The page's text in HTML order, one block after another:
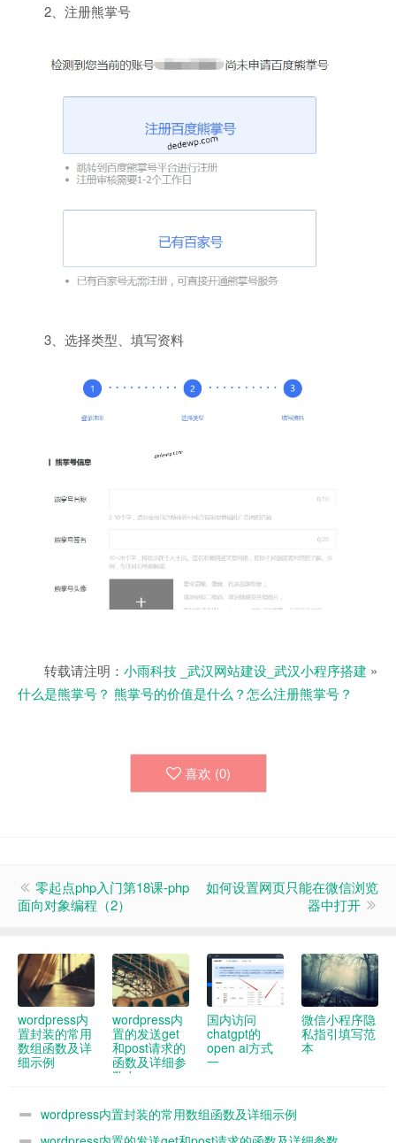
2、注册熊掌号
3、选择类型、填写资料
转载请注明： 小雨科技 _武汉网站建设_武汉小程序搭建 »
什么是熊掌号？ 熊掌号的价值是什么？怎么注册熊掌号？
喜欢 (0)
零起点php入门第18课-php
面向对象编程（2）
如何设置网页只能在微信浏览
器中打开
wordpress内
置封装的常用
数组函数及详
细示例
wordpress内
置的发送get
和post请求的
函数及详细参
数demo
国内访问
chatgpt的
open ai方式
一
微信小程序隐
私指引填写范
本
wordpress内置封装的常用数组函数及详细示例